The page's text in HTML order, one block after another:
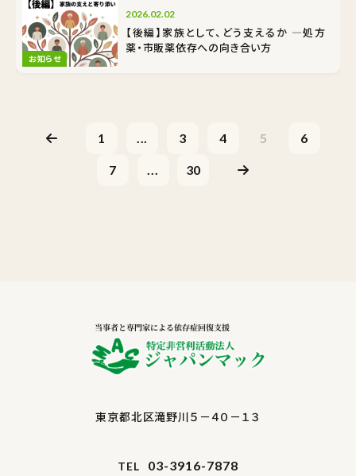
お知らせ
2026.02.02
【後編】家族として、どう支えるか ―処方
薬・市販薬依存への向き合い方
1 ... 3 4 5 6
7 ... 30
東京都北区滝野川５－４０－１３
TEL 03-3916-7878